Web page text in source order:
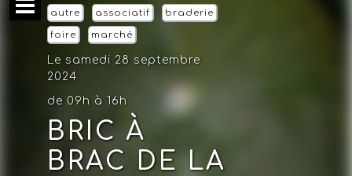
autre associatif braderie
foire marché
Le samedi 28 septembre
2024
de 09h à 16h
BRIC À
BRAC DE LA